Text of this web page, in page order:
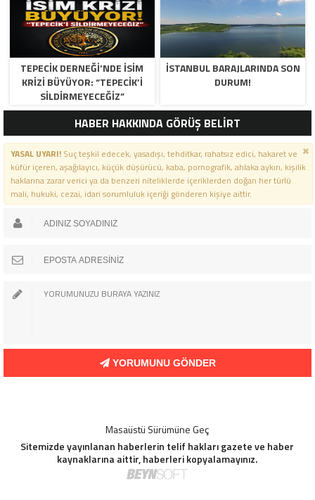
TEPECİK DERNEĞİ’NDE İSİM
KRİZİ BÜYÜYOR: “TEPECİK’İ
SİLDİRMEYECEĞİZ”
İSTANBUL BARAJLARINDA SON
DURUM!
HABER HAKKINDA GÖRÜŞ BELİRT
YASAL UYARI!Suç teşkil edecek, yasadışı, tehditkar, rahatsız edici, hakaret ve
küfür içeren, aşağılayıcı, küçük düşürücü, kaba, pornografik, ahlaka aykırı, kişilik
haklarına zarar verici ya da benzeri niteliklerde içeriklerden doğan her türlü
mali, hukuki, cezai, idari sorumluluk içeriği gönderen kişiye aittir.
YORUMUNU GÖNDER
Masaüstü Sürümüne Geç
Sitemizde yayınlanan haberlerin telif hakları gazete ve haber
kaynaklarına aittir, haberleri kopyalamayınız.